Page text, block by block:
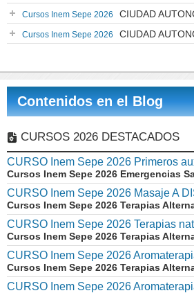
Cursos Inem Sepe 2026 CIUDAD
Cursos Inem Sepe 2026 CIUDAD
Contenidos en el Blog
CURSOS 2026 DESTACADOS
CURSO Inem Sepe 2026 Primeros
Cursos Inem Sepe 2026 Emergencias
CURSO Inem Sepe 2026 Masaje A
Cursos Inem Sepe 2026 Terapias
CURSO Inem Sepe 2026 Terapias
Cursos Inem Sepe 2026 Terapias
CURSO Inem Sepe 2026
Cursos Inem Sepe 2026 Terapias
CURSO Inem Sepe 2026